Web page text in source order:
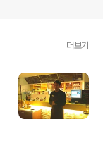
더보기